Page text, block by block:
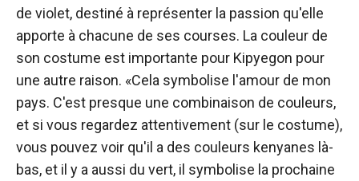
de violet, destiné à représenter la passion qu'elle
apporte à chacune de ses courses. La couleur de
son costume est importante pour Kipyegon pour
une autre raison. «Cela symbolise l'amour de mon
pays. C'est presque une combinaison de couleurs,
et si vous regardez attentivement (sur le costume),
vous pouvez voir qu'il a des couleurs kenyanes là-
bas, et il y a aussi du vert, il symbolise la prochaine